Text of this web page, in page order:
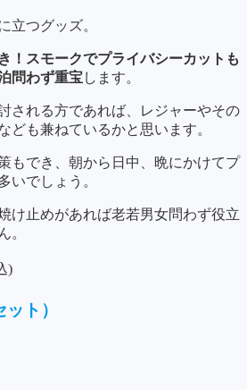
立つグッズ。
！スモークでプライバシーカットも
問わず重宝します。
される方であれば、レジャーやその
ども兼ねているかと思います。
もでき、朝から日中、晩にかけてプ
いでしょう。
け止めがあれば老若男女問わず役立
。
)
ト）